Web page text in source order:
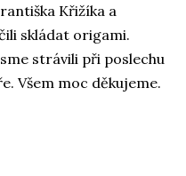
Křižíka a
skládat origami.
strávili při poslechu
Všem moc děkujeme.